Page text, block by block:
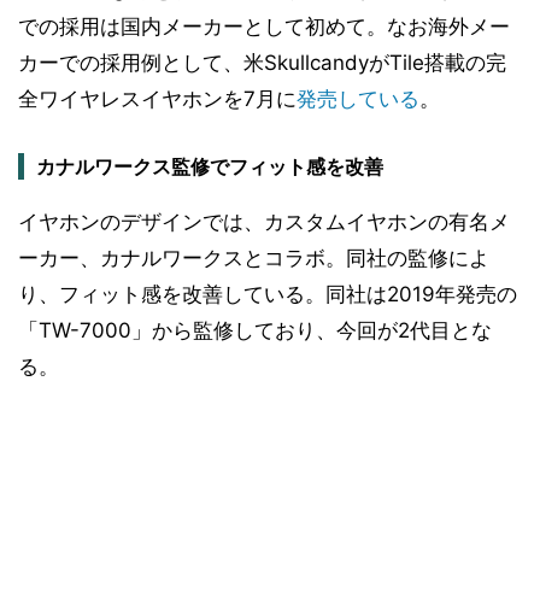
での採用は国内メーカーとして初めて。なお海外メー
カーでの採用例として、米SkullcandyがTile搭載の完
全ワイヤレスイヤホンを7月に発売している 。
カナルワークス監修でフィット感を改善
イヤホンのデザインでは、カスタムイヤホンの有名メ
ーカー、カナルワークスとコラボ。同社の監修によ
り、フィット感を改善している。同社は2019年発売の
「TW-7000」から監修しており、今回が2代目とな
る。